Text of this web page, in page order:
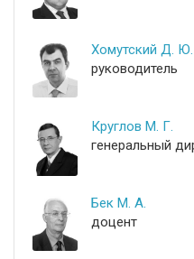
Хомутский Д. Ю.
руководитель
Круглов М. Г.
генеральный
Бек М. А.
доцент